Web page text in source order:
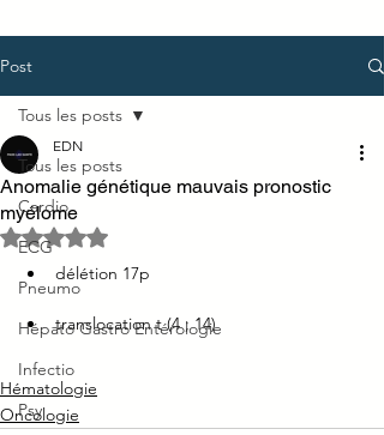
Post
Tous les posts
Cardio
ECG
Pneumo
Hépato Gastro Entérologie
Infectio
Psy
Tous les posts
Anomalie génétique mauvais pronostic
myélome
EDN
Noté NaN étoiles sur 5.
délétion 17p
translocation t (4 ; 14)
Hématologie
Oncologie